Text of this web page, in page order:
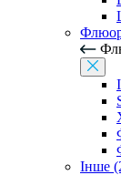
Інше